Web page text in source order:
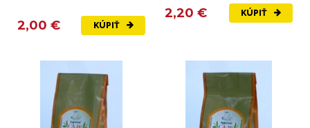
2,00 € KÚPIŤ
2,20 € KÚPIŤ